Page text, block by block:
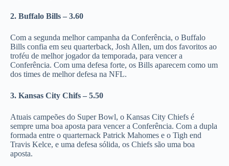
2. Buffalo Bills – 3.60
Com a segunda melhor campanha da Conferência, o Buffalo
Bills confia em seu quarterback, Josh Allen, um dos favoritos ao
troféu de melhor jogador da temporada, para vencer a
Conferência. Com uma defesa forte, os Bills aparecem como um
dos times de melhor defesa na NFL.
3. Kansas City Chifs – 5.50
Atuais campeões do Super Bowl, o Kansas City Chiefs é
sempre uma boa aposta para vencer a Conferência. Com a dupla
formada entre o quarternack Patrick Mahomes e o Tigh end
Travis Kelce, e uma defesa sólida, os Chiefs são uma boa
aposta.